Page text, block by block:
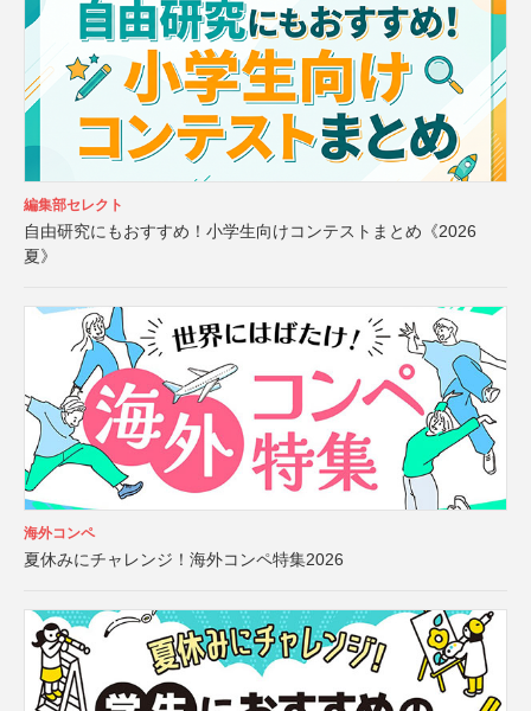
編集部セレクト
自由研究にもおすすめ！小学生向けコンテストまとめ《2026
夏》
海外コンペ
夏休みにチャレンジ！海外コンペ特集2026